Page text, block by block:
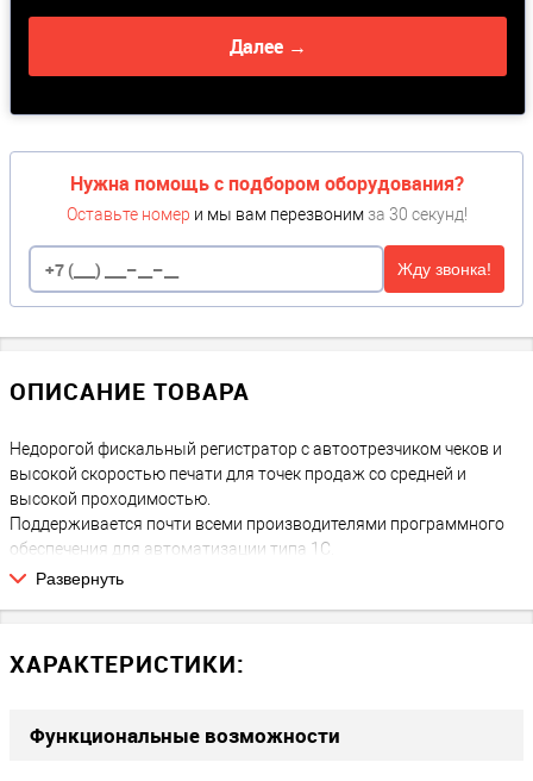
Далее →
Нужна помощь с подбором оборудования?
Оставьте номер и мы вам перезвоним за 30 секунд!
Жду звонка!
ОПИСАНИЕ ТОВАРА
Недорогой фискальный регистратор с автоотрезчиком чеков и
высокой скоростью печати для точек продаж со средней и
высокой проходимостью.
Поддерживается почти всеми производителями программного
обеспечения для автоматизации типа 1С.
Бюджетный вариант фискального регистратора Атол 55Ф для
возможно он понадобится в будущем. Более дешевый вариант
позволило немного уменьшить стоимость фискального
регистратора.
Развернуть
ХАРАКТЕРИСТИКИ:
Функциональные возможности